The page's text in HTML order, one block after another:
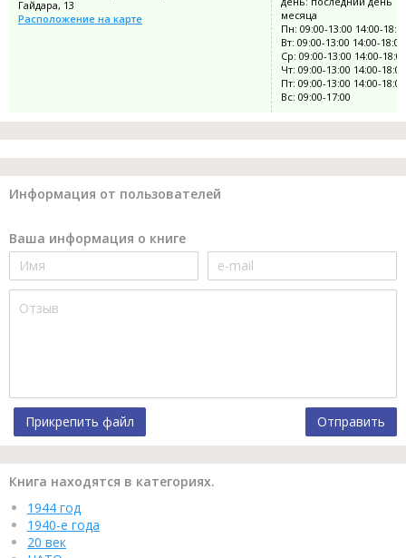
Гайдара, 13
Расположение на карте
месяца
Пн: 09:00-13:00 14:00-
Вт: 09:00-13:00 14:00-18:00
Ср: 09:00-13:00 14:00-18:00
Чт: 09:00-13:00 14:00-18:00
Пт: 09:00-13:00 14:00-18:00
Вс: 09:00-17:00
Информация от пользователей
Ваша информация о книге
Прикрепить файл Отправить
Книга находятся в категориях.
1944 год
1940-е года
20 век